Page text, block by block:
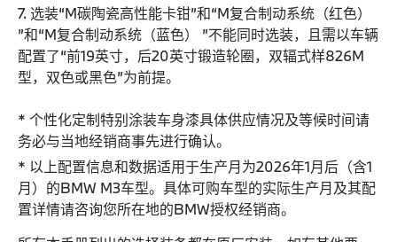
7. 选装“M碳陶瓷高性能卡钳”和“M复合制动系统（红色）
”和“M复合制动系统（蓝色） ”不能同时选装，且需以车辆
配置了“前19英寸，后20英寸锻造轮圈，双辐式样826M
型，双色或黑色”为前提。
* 个性化定制特别涂装车身漆具体供应情况及等候时间请
务必与当地经销商事先进行确认。
* 以上配置信息和数据适用于生产月为2026年1月后（含1
月）的BMW M3车型。具体可购车型的实际生产月及其配
置详情请咨询您所在地的BMW授权经销商。